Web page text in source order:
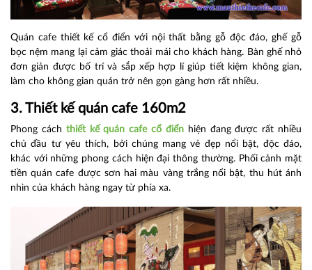
Quán cafe thiết kế cổ điển với nội thất bằng gỗ độc đáo, ghế gỗ
bọc nệm mang lại cảm giác thoải mái cho khách hàng. Bàn ghế nhỏ
đơn giản được bố trí và sắp xếp hợp lí giúp tiết kiệm không gian,
làm cho không gian quán trở nên gọn gàng hơn rất nhiều.
3. Thiết kế quán cafe 160m2
Phong cách thiết kế quán cafe cổ điển hiện đang được rất nhiều
chủ đầu tư yêu thích, bởi chúng mang vẻ đẹp nổi bật, độc đáo,
khác với những phong cách hiện đại thông thường. Phối cảnh mặt
tiền quán cafe được sơn hai màu vàng trắng nổi bật, thu hút ánh
nhìn của khách hàng ngay từ phía xa.